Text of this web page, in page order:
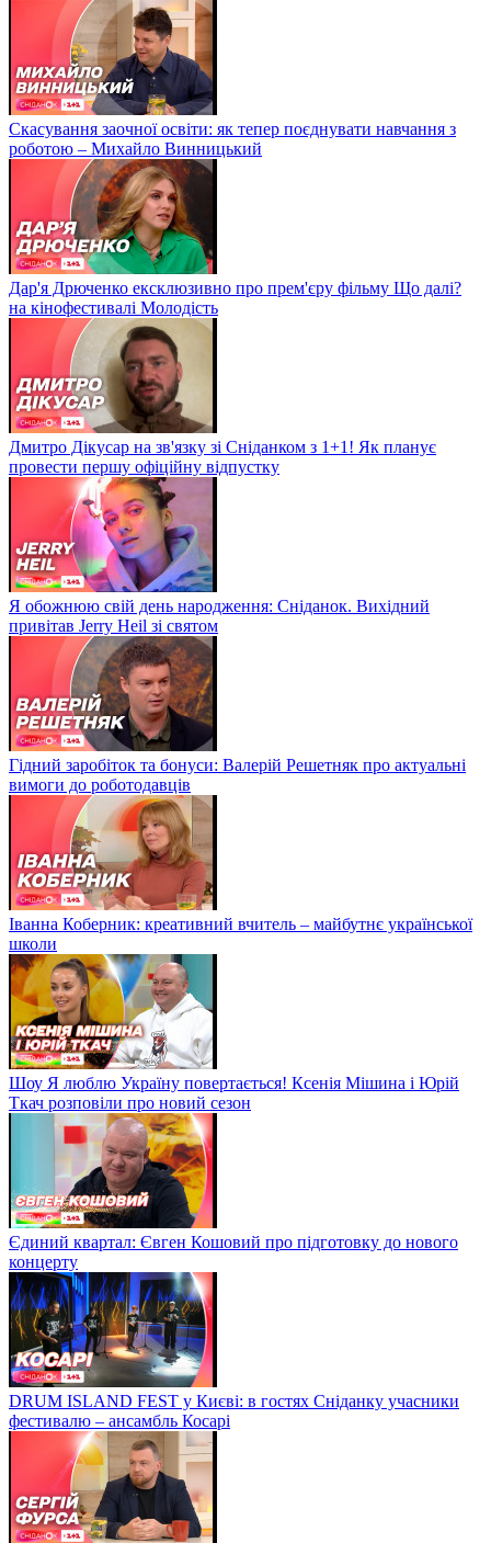
Скасування заочної освіти: як тепер поєднувати навчання з
роботою – Михайло Винницький
Дар'я Дрюченко ексклюзивно про прем'єру фільму Що далі?
на кінофестивалі Молодість
Дмитро Дікусар на зв'язку зі Сніданком з 1+1! Як планує
провести першу офіційну відпустку
Я обожнюю свій день народження: Сніданок. Вихідний
привітав Jerry Heil зі святом
Гідний заробіток та бонуси: Валерій Решетняк про актуальні
вимоги до роботодавців
Іванна Коберник: креативний вчитель – майбутнє української
школи
Шоу Я люблю Україну повертається! Ксенія Мішина і Юрій
Ткач розповіли про новий сезон
Єдиний квартал: Євген Кошовий про підготовку до нового
концерту
DRUM ISLAND FEST у Києві: в гостях Сніданку учасники
фестивалю – ансамбль Косарі